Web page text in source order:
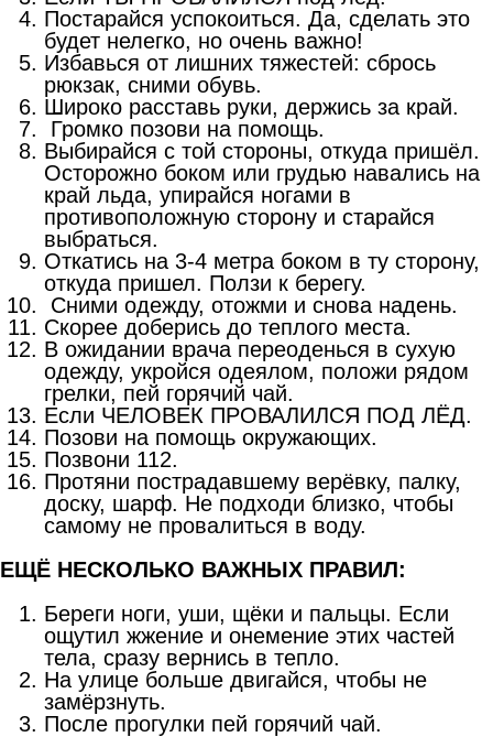
Постарайся успокоиться. Да, сделать это
будет нелегко, но очень важно!
Избавься от лишних тяжестей: сбрось
рюкзак, сними обувь.
Широко расставь руки, держись за край.
Громко позови на помощь.
Выбирайся с той стороны, откуда пришёл.
Осторожно боком или грудью навались на
край льда, упирайся ногами в
противоположную сторону и старайся
выбраться.
Откатись на 3-4 метра боком в ту сторону,
откуда пришел. Ползи к берегу.
Сними одежду, отожми и снова надень.
Скорее доберись до теплого места.
В ожидании врача переоденься в сухую
одежду, укройся одеялом, положи рядом
грелки, пей горячий чай.
Если ЧЕЛОВЕК ПРОВАЛИЛСЯ ПОД ЛЁД.
Позови на помощь окружающих.
Позвони 112.
Протяни пострадавшему верёвку, палку,
доску, шарф. Не подходи близко, чтобы
самому не провалиться в воду.
ЕЩЁ НЕСКОЛЬКО ВАЖНЫХ ПРАВИЛ:
Береги ноги, уши, щёки и пальцы. Если
ощутил жжение и онемение этих частей
тела, сразу вернись в тепло.
На улице больше двигайся, чтобы не
замёрзнуть.
После прогулки пей горячий чай.